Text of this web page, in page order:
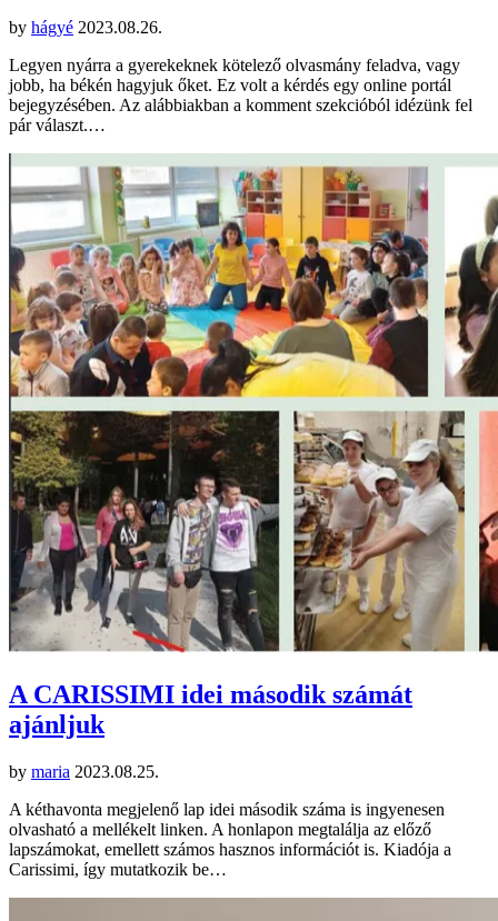
by hágyé 2023.08.26.
Legyen nyárra a gyerekeknek kötelező olvasmány feladva, vagy
jobb, ha békén hagyjuk őket. Ez volt a kérdés egy online portál
bejegyzésében. Az alábbiakban a komment szekcióból idézünk fel
pár választ.…
A CARISSIMI idei második számát
ajánljuk
by maria 2023.08.25.
A kéthavonta megjelenő lap idei második száma is ingyenesen
olvasható a mellékelt linken. A honlapon megtalálja az előző
lapszámokat, emellett számos hasznos információt is. Kiadója a
Carissimi, így mutatkozik be…